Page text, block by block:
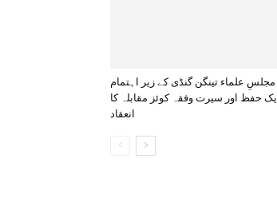
مجلسِ علماء تینگن گنڈی کے زیر اہتمام
ایک حفظ اور سیرت وفقہ کوئز مقابلہ کا
انعقاد